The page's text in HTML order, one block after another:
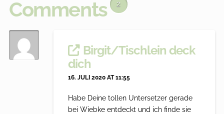
Comments 2
Birgit/Tischlein deck
dich
16. JULI 2020 AT 11:55
Habe Deine tollen Untersetzer gerade
bei Wiebke entdeckt und ich finde sie